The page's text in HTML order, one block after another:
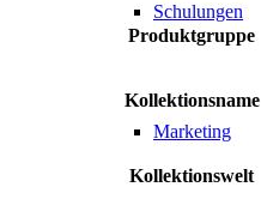
Schulungen
Marketing
Produktgruppe
Kollektionsname
Kollektionswelt